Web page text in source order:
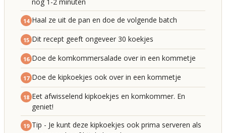
14 Haal ze uit de pan en doe de volgende batch
15 Dit recept geeft ongeveer 30 koekjes
16 Doe de komkommersalade over in een kommetje
17 Doe de kipkoekjes ook over in een kommetje
18 Eet afwisselend kipkoekjes en komkommer. En
geniet!
19 Tip - Je kunt deze kipkoekjes ook prima serveren als